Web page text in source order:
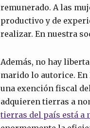
remunerado. A las
productivo y de
realizar. En nuestra
Además, no hay
marido lo autorice. En
una exención fiscal
adquieren tierras a
tierras del país está a